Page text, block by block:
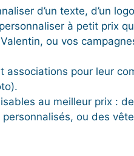
d’un texte, d’un
à petit prix
ou vos
pour leur
au meilleur prix :
ou des